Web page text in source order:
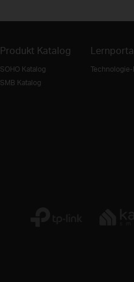
Produkt Katalog
SOHO Katalog
SMB Katalog